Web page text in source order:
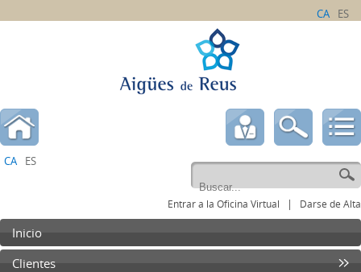
CA ES
CA ES
Entrar a la Oficina Virtual | Darse de Alta
Inicio
Clientes